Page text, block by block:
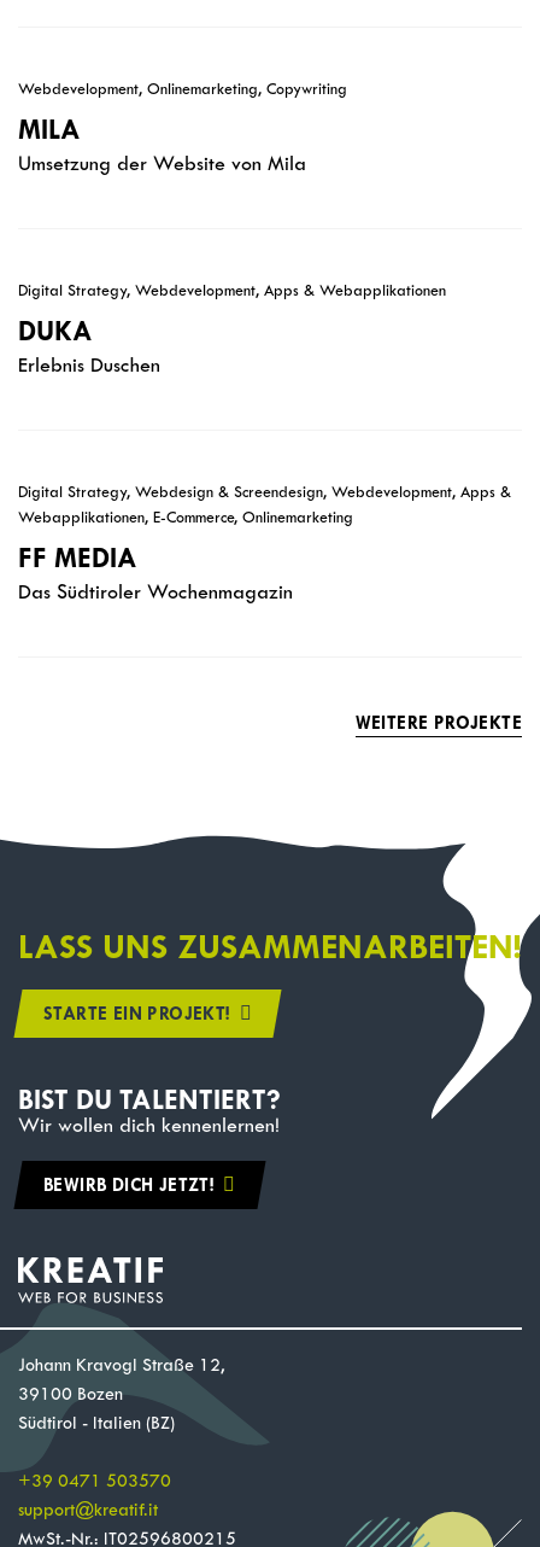
Webdevelopment, Onlinemarketing, Copywriting
MILA
Umsetzung der Website von Mila
Digital Strategy, Webdevelopment, Apps & Webapplikationen
DUKA
Erlebnis Duschen
Digital Strategy, Webdesign & Screendesign, Webdevelopment, Apps &
Webapplikationen, E-Commerce, Onlinemarketing
FF MEDIA
Das Südtiroler Wochenmagazin
WEITERE PROJEKTE
LASS UNS ZUSAMMENARBEITEN!
STARTE EIN PROJEKT!
BIST DU TALENTIERT?
Wir wollen dich kennenlernen!
BEWIRB DICH JETZT!
Johann Kravogl Straße 12,
39100 Bozen
Südtirol - Italien (BZ)
+39 0471 503570
support@kreatif.it
MwSt.-Nr.: IT02596800215